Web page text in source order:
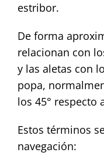
estribor.
De forma
relacionan con
y las aletas con
popa,
los 45° respecto
Estos términos
navegación: